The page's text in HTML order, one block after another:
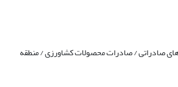
صادراتی / صادرات محصولات کشاورزی / منطقه